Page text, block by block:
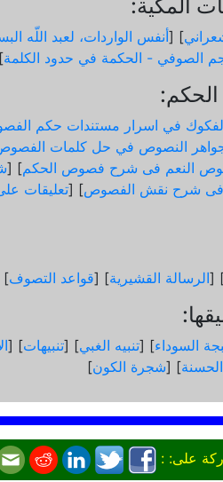
المكية:
] [أنفس الواردات، لعبد اللّه
الصوفي - الحكمة في حدود الكلمة]
في اسرار مستندات حكم
النصوص في حل كلمات
النعم فى شرح فصوص الحكم] [
فى شرح نقش الفصوص] [تعليقات
]الرسالة القشيرية] [قواعد التصوف[
السوداء] [تنبيه الغبي] [تنبيهات] [
] [شجرة الكون]
على: :